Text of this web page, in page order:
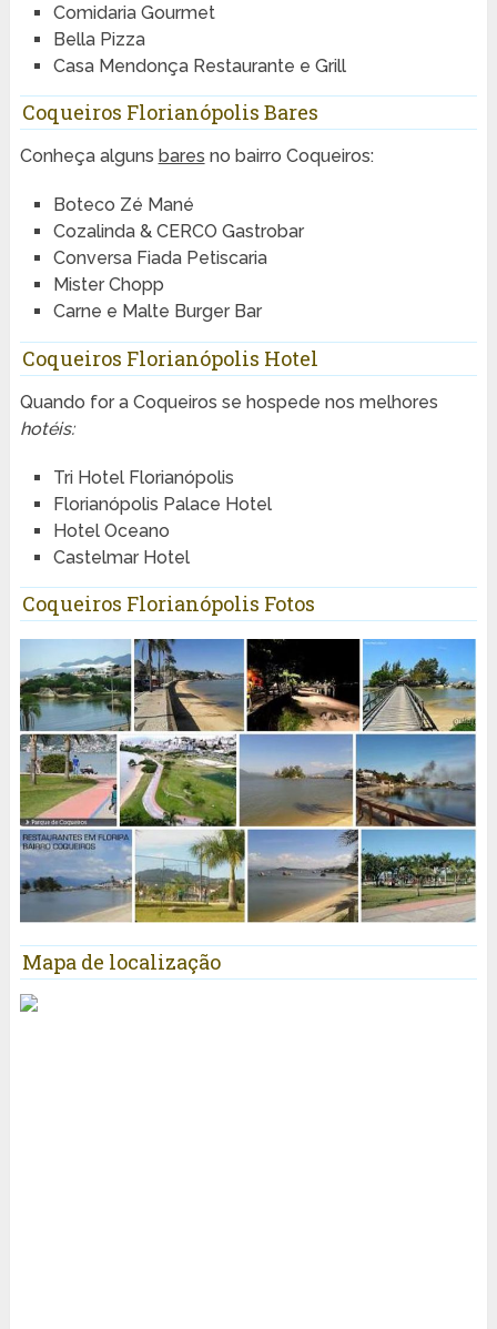
Comidaria Gourmet
Bella Pizza
Casa Mendonça Restaurante e Grill
Coqueiros Florianópolis Bares
Conheça alguns bares no bairro Coqueiros:
Boteco Zé Mané
Cozalinda & CERCO Gastrobar
Conversa Fiada Petiscaria
Mister Chopp
Carne e Malte Burger Bar
Coqueiros Florianópolis Hotel
Quando for a Coqueiros se hospede nos melhores
hotéis:
Tri Hotel Florianópolis
Florianópolis Palace Hotel
Hotel Oceano
Castelmar Hotel
Coqueiros Florianópolis Fotos
Mapa de localização